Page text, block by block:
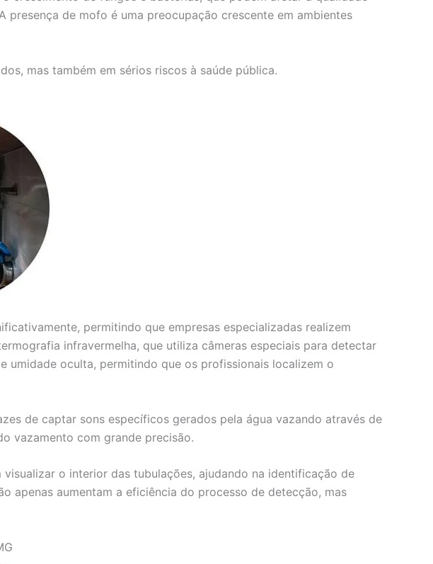
de mofo é uma preocupação crescente em ambientes
mas também em sérios riscos à saúde pública.
permitindo que empresas especializadas realizem
infravermelha, que utiliza câmeras especiais para detectar
umidade oculta, permitindo que os profissionais localizem o
de captar sons específicos gerados pela água vazando através de
vazamento com grande precisão.
o interior das tubulações, ajudando na identificação de
apenas aumentam a eficiência do processo de detecção, mas